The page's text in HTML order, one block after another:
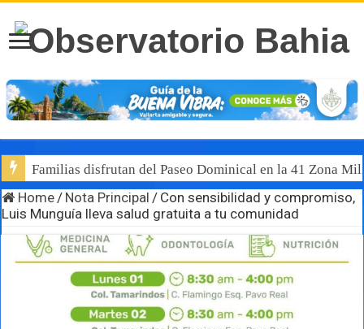
Familias disfrutan del Paseo Dominical en la 41 Zona
Home / Nota Principal / Con sensibilidad y compromiso,
Luis Munguía lleva salud gratuita a tu comunidad